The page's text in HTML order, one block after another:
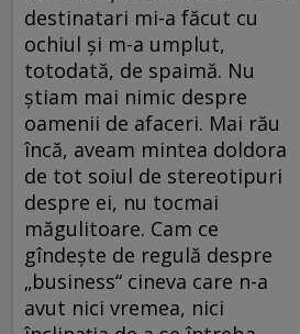
destinatari mi-a făcut cu
ochiul şi m-a umplut,
totodată, de spaimă. Nu
ştiam mai nimic despre
oamenii de afaceri. Mai rău
încă, aveam mintea doldora
de tot soiul de stereotipuri
despre ei, nu tocmai
măgulitoare. Cam ce
gîndeşte de regulă despre
„business“ cineva care n-a
avut nici vremea, nici